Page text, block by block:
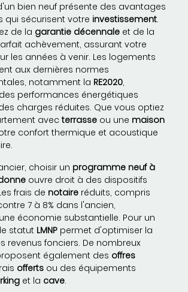
bien neuf présente des avantages
qui sécurisent votre investissement.
de la garantie décennale et de la
achèvement, assurant votre
les années à venir. Les logements
aux dernières normes
notamment la RE2020,
performances énergétiques
charges réduites. Que vous optiez
avecterrasse ou une maison
confort thermique et acoustique
choisir un programme neuf à
ouvre droit à des dispositifs
frais de notaire réduits, compris
7 à 8% dans l'ancien,
économie substantielle. Pour un
statut LMNP permet d'optimiser la
revenus fonciers. De nombreux
également des offres
offerts ou des équipements
et la cave.